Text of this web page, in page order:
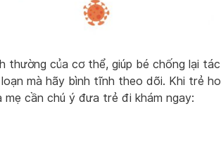
thường của cơ thể, giúp bé chống lại tác
mà hãy bình tĩnh theo dõi. Khi trẻ ho
cần chú ý đưa trẻ đi khám ngay: